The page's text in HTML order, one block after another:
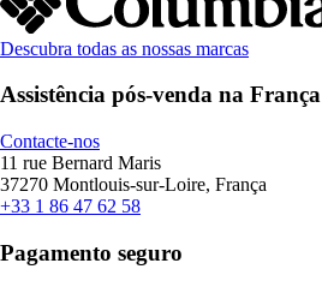
Descubra todas as nossas marcas
Assistência pós-venda na França
Contacte-nos
11 rue Bernard Maris
37270 Montlouis-sur-Loire, França
+33 1 86 47 62 58
Pagamento seguro